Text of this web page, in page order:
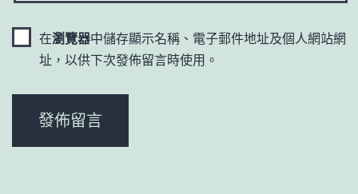
在瀏覽器中儲存顯示名稱、電子郵件地址及個人網站網
址，以供下次發佈留言時使用。